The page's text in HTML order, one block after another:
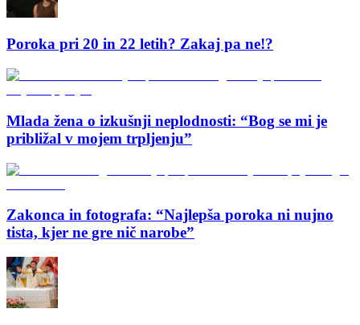
Poroka pri 20 in 22 letih? Zakaj pa ne!?
Mlada žena o izkušnji neplodnosti: “Bog se mi je
približal v mojem trpljenju”
Zakonca in fotografa: “Najlepša poroka ni nujno
tista, kjer ne gre nič narobe”